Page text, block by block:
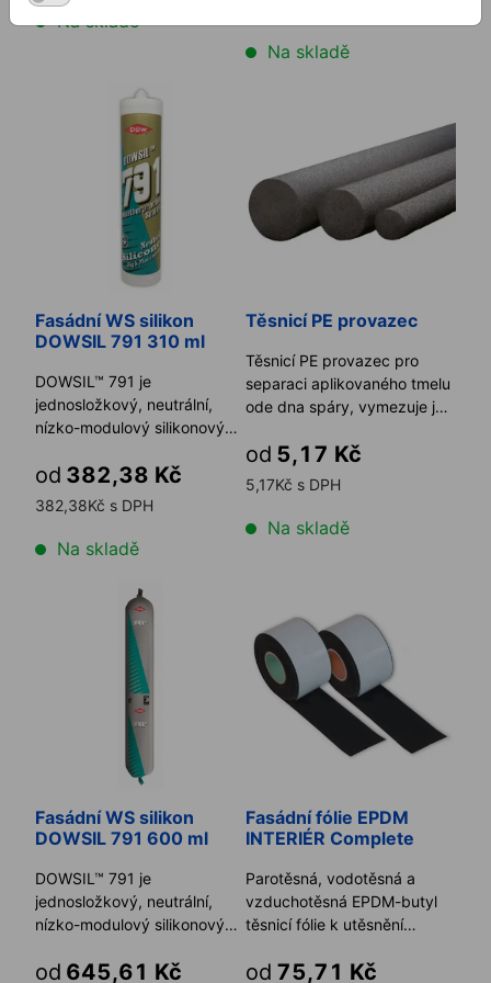
Na skladě
Na skladě
Fasádní WS silikon DOWSIL 791 310 ml
Fasádní WS silikon
DOWSIL 791 310 ml
DOWSIL™ 791 je
jednosložkový, neutrální,
nízko-modulový silikonový
zasklíván ...
od 382,38 Kč
382,38Kč s DPH
Na skladě
Těsnicí PE provazec
Těsnicí PE provazec pro
separaci aplikovaného tmelu
ode dna spáry, vymezuje její
od 5,17 Kč
5,17Kč s DPH
Na skladě
Fasádní WS silikon
DOWSIL 791 600 ml
DOWSIL™ 791 je
jednosložkový, neutrální,
nízko-modulový silikonový
zasklíván ...
od 645,61 Kč
Fasádní fólie EPDM
INTERIÉR Complete
Parotěsná, vodotěsná a
vzduchotěsná EPDM-butyl
těsnicí fólie k utěsnění
...
od 75,71 Kč